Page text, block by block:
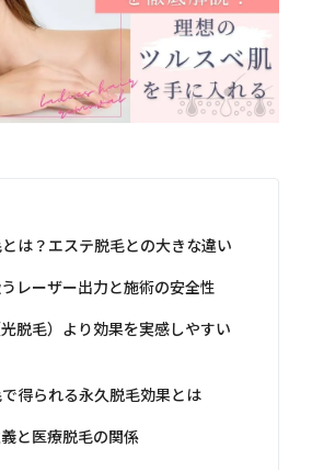
は？エステ脱毛との大きな違い
レーザー出力と施術の安全性
脱毛）より効果を実感しやすい
得られる永久脱毛効果とは
と医療脱毛の関係